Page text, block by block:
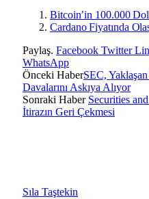
Bitcoin’in 100.000
Cardano Fiyatında
Paylaş. Facebook Twitter
WhatsApp
Önceki HaberSEC,
Davalarını Askıya Alıyor
Sonraki Haber Securities
İtirazın Geri Çekmesi
Sıla Taştekin